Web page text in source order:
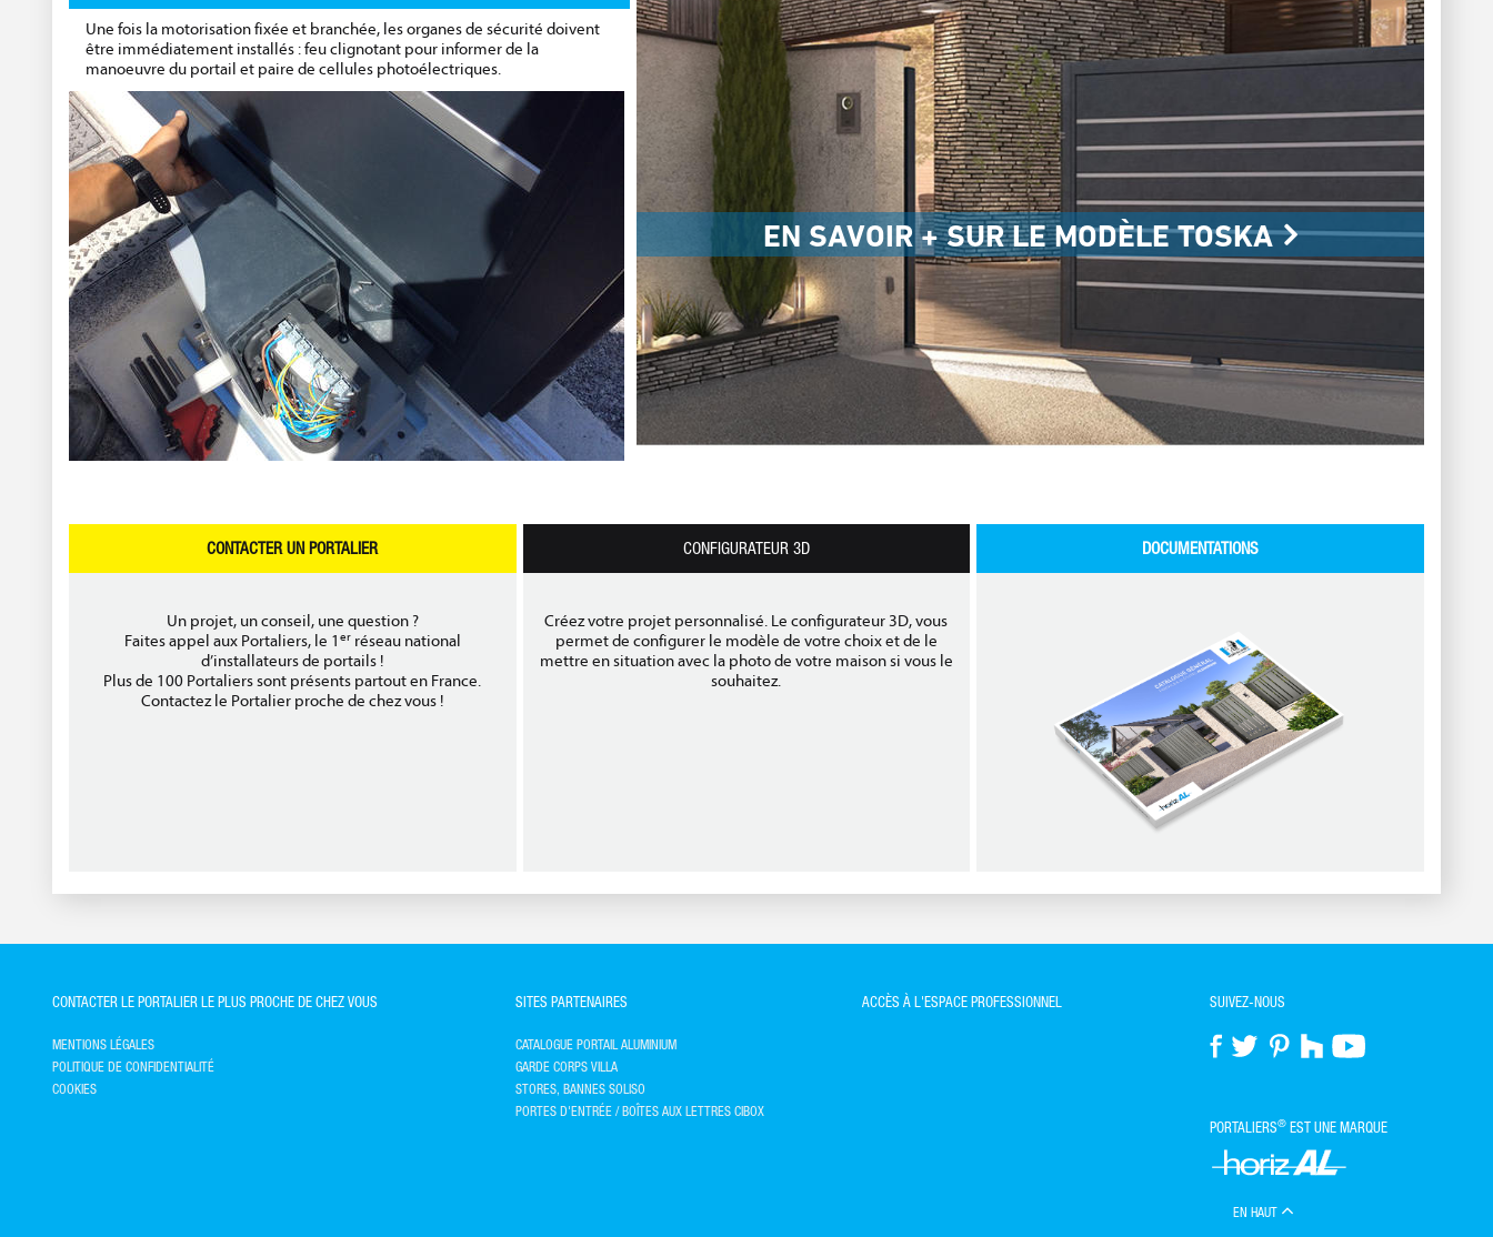
Une fois la motorisation fixée et branchée, les organes de sécurité doivent
être immédiatement installés : feu clignotant pour informer de la
manoeuvre du portail et paire de cellules photoélectriques.
EN SAVOIR + SUR LE MODÈLE TOSKA
CONTACTER UN PORTALIER
Un projet, un conseil, une question ?
Faites appel aux Portaliers, le 1 erréseau national
d’installateurs de portails !
Plus de 100 Portaliers sont présents partout en France.
Contactez le Portalier proche de chez vous !
CONFIGURATEUR 3D
Créez votre projet personnalisé. Le configurateur 3D, vous
permet de configurer le modèle de votre choix et de le
mettre en situation avec la photo de votre maison si vous le
souhaitez.
DOCUMENTATIONS
CONTACTER LE PORTALIER LE PLUS PROCHE DE CHEZ VOUS
MENTIONS LÉGALES
POLITIQUE DE CONFIDENTIALITÉ
COOKIES
SITES PARTENAIRES
CATALOGUE PORTAIL ALUMINIUM
GARDE CORPS VILLA
STORES, BANNES SOLISO
PORTES D'ENTRÉE / BOÎTES AUX LETTRES CIBOX
ACCÈS À L'ESPACE PROFESSIONNEL SUIVEZ-NOUS
PORTALIERS®EST UNE MARQUE
EN HAUT